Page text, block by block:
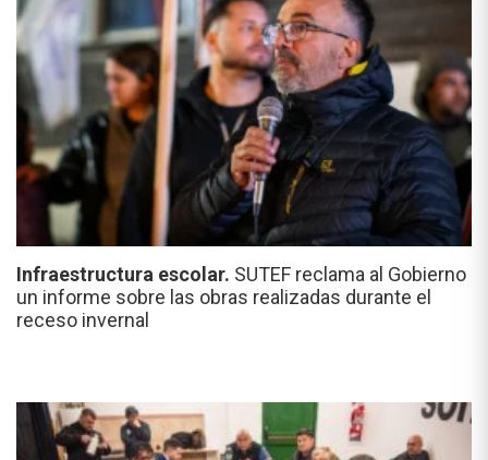
Infraestructura escolar. SUTEF reclama al Gobierno
un informe sobre las obras realizadas durante el
receso invernal